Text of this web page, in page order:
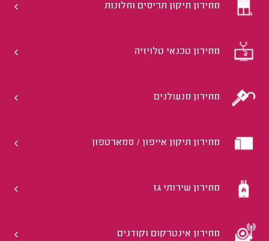
מחירון תיקון תריסים וחלונות
מחירון טכנאי טלויזיה
מחירון מנעולנים
מחירון תיקון אייפון / סמארטפון
מחירון שירותי גז
מחירון אינטרקום וקודנים